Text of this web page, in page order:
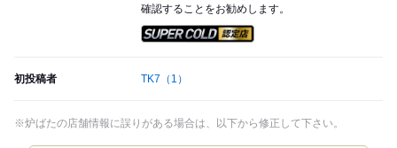
確認することをお勧めします。
初投稿者 TK7 （1）
※炉ばたの店舗情報に誤りがある場合は、以下から修正して下さい。